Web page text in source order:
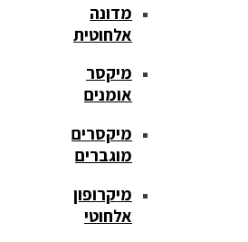
מדונה
אלחוטית
מיקסר
אומנים
מיקסרים
מוגברים
מיקרופון
אלחוטי